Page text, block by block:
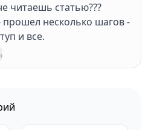
читаешь статью???
прошел несколько шагов -
и все.